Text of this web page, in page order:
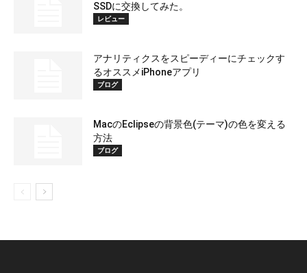
SSDに交換してみた。
レビュー
アナリティクスをスピーディーにチェックす
るオススメiPhoneアプリ
ブログ
MacのEclipseの背景色(テーマ)の色を変える
方法
ブログ